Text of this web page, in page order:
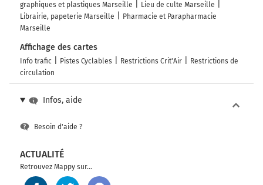
graphiques et plastiques Marseille
Lieu de culte Marseille
Librairie, papeterie Marseille
Pharmacie et Parapharmacie
Marseille
Affichage des cartes
Info trafic Pistes Cyclables Restrictions Crit'Air
Restrictions de
circulation
Infos, aide
Besoin d'aide ?
ACTUALITÉ
Retrouvez Mappy sur...